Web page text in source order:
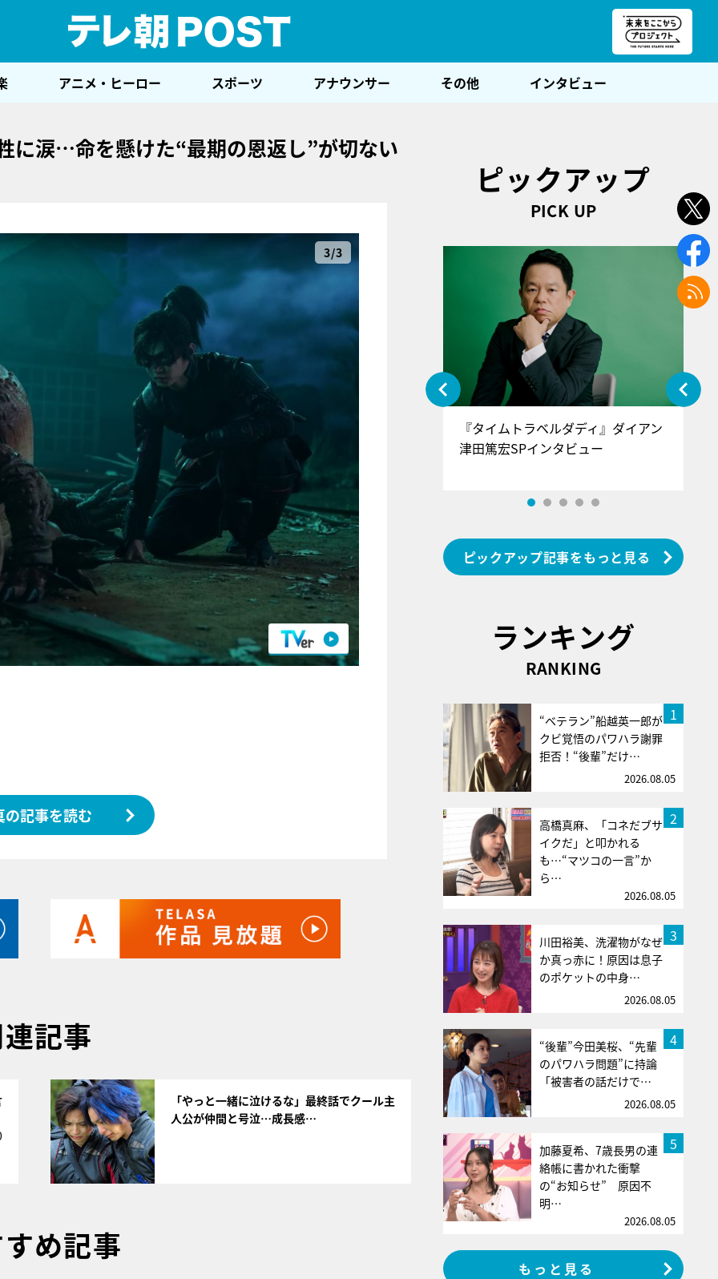
アニメ・ヒーロー スポーツ アナウンサー その他 インタビュー
に涙…命を懸けた“最期の恩返し”が切ない
3/3
の記事を読む
記事
「やっと一緒に泣けるな」最終話でクール主
人公が仲間と号泣…成長感…
め記事
ピックアップ
PICK UP
『アイ＝ラブ！げーみんぐ』＝LOV
E齋藤樹愛羅＆佐々木舞香SPインタ
『タイムトラベルダディ』ダイアン
津田篤宏SPインタビュー
ピックアップ記事をもっと見る
ランキング
RANKING
1
“ベテラン”船越英一郎が
クビ覚悟のパワハラ謝罪
拒否！“後輩”だけ…
2026.08.05
2
高橋真麻、「コネだブサ
イクだ」と叩かれる
も…“マツコの一言”か
ら…
2026.08.05
3
川田裕美、洗濯物がなぜ
か真っ赤に！原因は息子
のポケットの中身…
2026.08.05
4
“後輩”今田美桜、“先輩
のパワハラ問題”に持論
「被害者の話だけで…
2026.08.05
5
加藤夏希、7歳長男の連
絡帳に書かれた衝撃
の“お知らせ” 原因不
明…
2026.08.05
もっと見る